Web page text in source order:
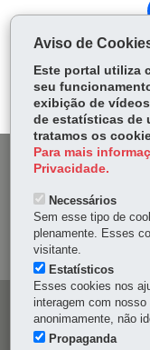
DENUNCIE
OUVIDORIA
principal
Aviso de
Este portal utiliza
seu
exibição de
de estatísticas de
tratamos os
Para mais
Privacidade.
Necessários
Sem esse tipo de
plenamente. Esses
visitante.
Estatísticos
Esses cookies nos
interagem com
anonimamente, não
Propaganda